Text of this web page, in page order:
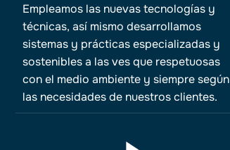
Empleamos las nuevas tecnologías y
técnicas, así mismo desarrollamos
sistemas y prácticas especializadas y
sostenibles a las ves que respetuosas
con el medio ambiente y siempre según
las necesidades de nuestros clientes.